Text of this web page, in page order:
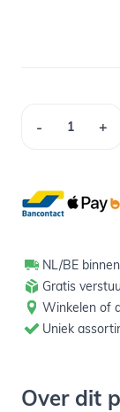
- +
NL/BE binnen
Gratis
Winkelen of
Uniek
Over dit